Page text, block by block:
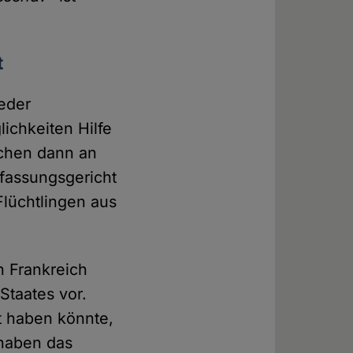
Hilfe
dann an
aus
Frankreich
vor.
haben könnte,
das